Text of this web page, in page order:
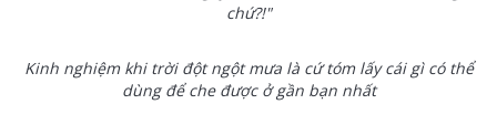
chứ?!"
Kinh nghiệm khi trời đột ngột mưa là cứ tóm lấy cái gì có thể
dùng để che được ở gần bạn nhất